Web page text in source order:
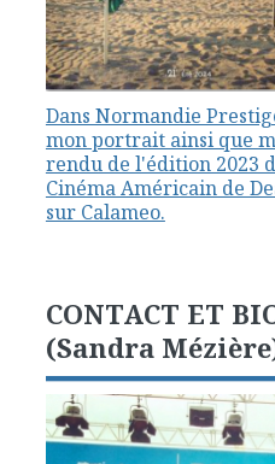
Dans Normandie
mon portrait ainsi que
rendu de l'édition 2023
Cinéma Américain de
sur Calameo.
CONTACT ET
(Sandra